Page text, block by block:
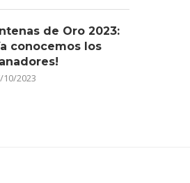
de Oro 2023:
conocemos los
10/2023